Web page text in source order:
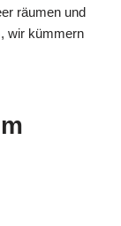
räumen und
wir kümmern